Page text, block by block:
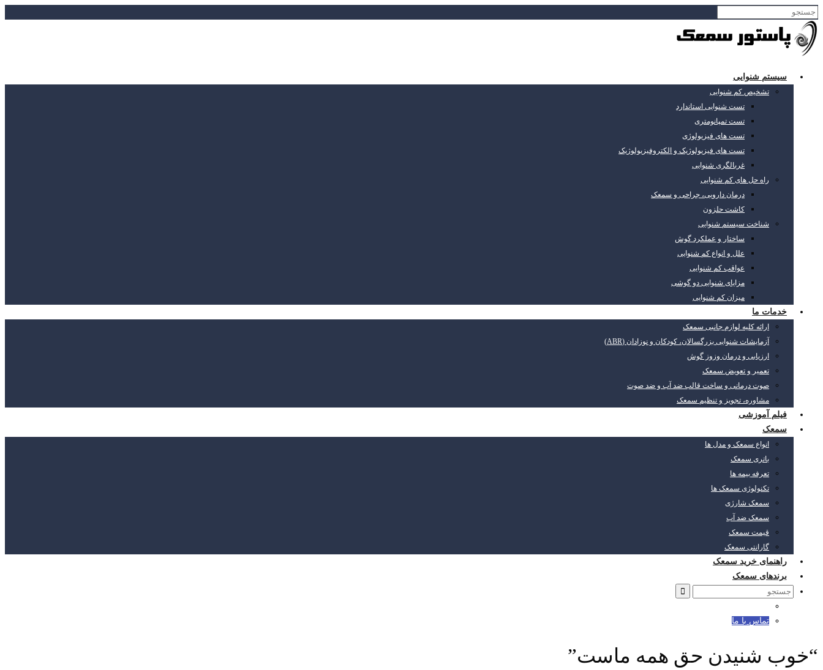
سیستم شنوایی
تشخیص کم شنوایی
تست شنوایی استاندارد
تست تمپانومتری
تست های فیزیولوژی
تست های فیزیولوژیک و الکتروفیزیولوژیک
غربالگری شنوایی
راه حل های کم شنوایی
درمان دارویی، جراحی و سمعک
کاشت حلزون
شناخت سیستم شنوایی
ساختار و عملکرد گوش
علل و انواع کم شنوایی
عواقب کم شنوایی
مزایای شنوایی دو گوشی
میزان کم شنوایی
خدمات ما
ارائه کلیه لوازم جانبی سمعک
آزمایشات شنوایی بزرگسالان، کودکان و نوزادان (ABR)
ارزیابی و درمان وزوز گوش
تعمیر و تعویض سمعک
صوت درمانی و ساخت قالب ضد آب و ضد صوت
مشاوره، تجویز و تنظیم سمعک
فیلم آموزشی
سمعک
انواع سمعک و مدل ها
باتری سمعک
تعرفه بیمه ها
تکنولوژی سمعک ها
سمعک شارژی
سمعک ضد آب
قیمت سمعک
گارانتی سمعک
راهنمای خرید سمعک
برندهای سمعک
Search
تماس با ما
“خوب شنیدن حق همه ماست”